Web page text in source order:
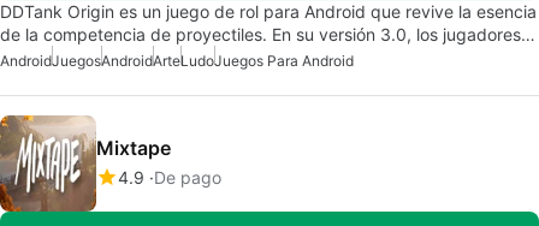
DDTank Origin es un juego de rol para Android que revive la esencia
de la competencia de proyectiles. En su versión 3.0, los jugadores…
AndroidJuegosAndroidArteLudoJuegos Para Android
Mixtape
4.9 De pago